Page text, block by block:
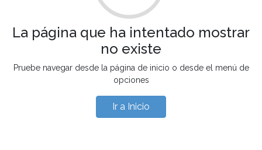
La página que ha intentado mostrar
no existe
Pruebe navegar desde la página de inicio o desde el menú de
opciones
Ir a Inicio